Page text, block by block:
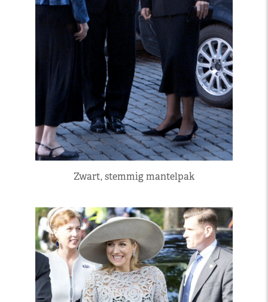
Zwart, stemmig mantelpak